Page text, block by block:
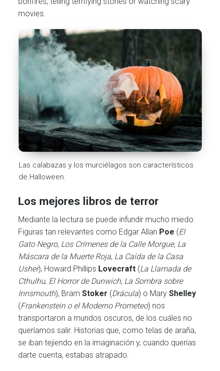
movies.
Las calabazas y los murciélagos son característicos
de Halloween.
Los mejores libros de terror
Mediante la lectura se puede infundir mucho miedo.
Figuras tan relevantes como Edgar Allan Poe (El
Gato Negro, Los Crímenes de la Calle Morgue, La
Máscara de la Muerte Roja, La Caída de la Casa
Usher), Howard Phillips Lovecraft (La Llamada de
Cthulhu, El Horror de Dunwich, La Sombra sobre
Innsmouth), BramStoker (Drácula) o MaryShelley
(Frankenstein o el Moderno Prometeo) nos
transportaron a mundos oscuros, de los cuáles no
queríamos salir. Historias que, como telas de araña,
se iban tejiendo en la imaginación y, cuando querías
darte cuenta, estabas atrapado.